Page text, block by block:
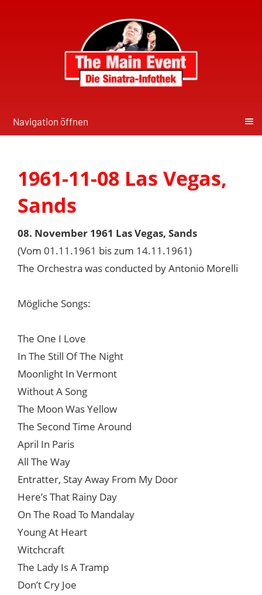
Navigation öffnen
1961-11-08 Las Vegas,
Sands
08. November 1961 Las Vegas, Sands
(Vom 01.11.1961 bis zum 14.11.1961)
The Orchestra was conducted by Antonio Morelli
Mögliche Songs:
The One I Love
In The Still Of The Night
Moonlight In Vermont
Without A Song
The Moon Was Yellow
The Second Time Around
April In Paris
All The Way
Entratter, Stay Away From My Door
Here’s That Rainy Day
On The Road To Mandalay
Young At Heart
Witchcraft
The Lady Is A Tramp
Don’t Cry Joe